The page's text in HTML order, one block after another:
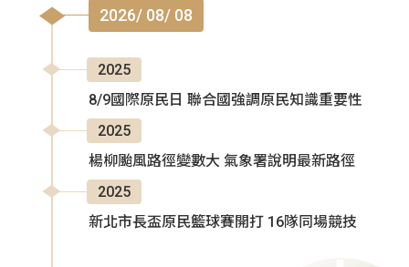
2026/ 08/ 08
2025
8/9國際原民日 聯合國強調原民知識重要性
2025
楊柳颱風路徑變數大 氣象署說明最新路徑
2025
新北市長盃原民籃球賽開打 16隊同場競技